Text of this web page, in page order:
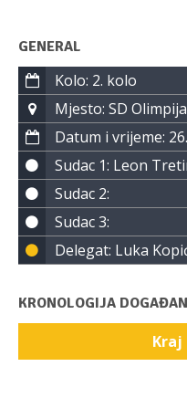
GENERAL
Kolo: 2. kolo
Mjesto: SD Olimpija
Datum i vrijeme:
Sudac 1: Leon
Sudac 2:
Sudac 3:
Delegat: Luka
KRONOLOGIJA